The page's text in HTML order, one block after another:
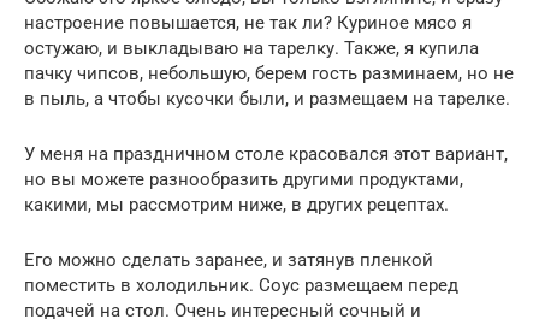
настроение повышается, не так ли? Куриное мясо я
остужаю, и выкладываю на тарелку. Также, я купила
пачку чипсов, небольшую, берем гость разминаем, но не
в пыль, а чтобы кусочки были, и размещаем на тарелке.
У меня на праздничном столе красовался этот вариант,
но вы можете разнообразить другими продуктами,
какими, мы рассмотрим ниже, в других рецептах.
Его можно сделать заранее, и затянув пленкой
поместить в холодильник. Соус размещаем перед
подачей на стол. Очень интересный сочный и